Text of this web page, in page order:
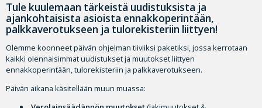
Tule kuulemaan tärkeistä uudistuksista ja
ajankohtaisista asioista ennakkoperintään,
palkkaverotukseen ja tulorekisteriin liittyen!
Olemme koonneet päivän ohjelman tiiviiksi paketiksi, jossa kerrotaan
kaikki olennaisimmat uudistukset ja muutokset liittyen
ennakkoperintään, tulorekisteriin ja palkkaverotukseen.
Päivän aikana käsitellään muun muassa: